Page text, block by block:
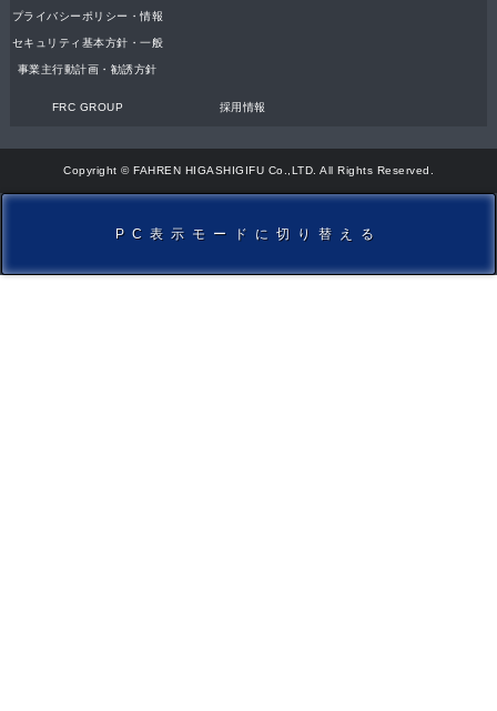
プライバシーポリシー・情報
セキュリティ基本方針・一般
事業主行動計画・勧誘方針
FRC GROUP 採用情報
Copyright © FAHREN HIGASHIGIFU Co.,LTD. All Rights Reserved.
PC表示モードに切り替える